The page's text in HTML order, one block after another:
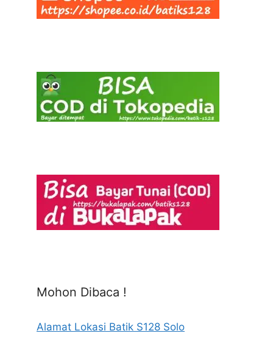
Mohon Dibaca !
Alamat Lokasi Batik S128 Solo